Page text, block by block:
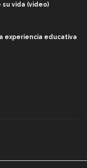
su vida (video)
experiencia educativa